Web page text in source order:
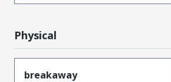
Physical
breakaway